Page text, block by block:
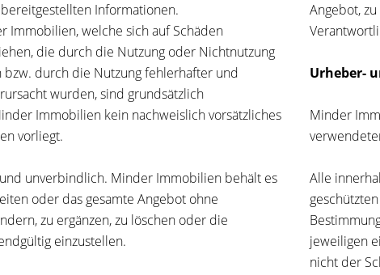
Informationen.
Immobilien, welche sich auf Schäden
die durch die Nutzung oder Nichtnutzung
durch die Nutzung fehlerhafter und
wurden, sind grundsätzlich
Immobilien kein nachweislich vorsätzliches
vorliegt.
unverbindlich. Minder Immobilien behält es
oder das gesamte Angebot ohne
zu ergänzen, zu löschen oder die
einzustellen.
Angebot,
Urheber-
Minder
Alle
jeweiligen
nicht der